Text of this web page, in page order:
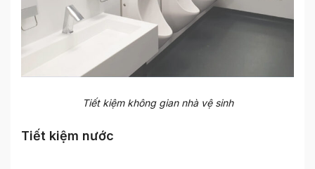
Tiết kiệm không gian nhà vệ sinh
Tiết kiệm nước